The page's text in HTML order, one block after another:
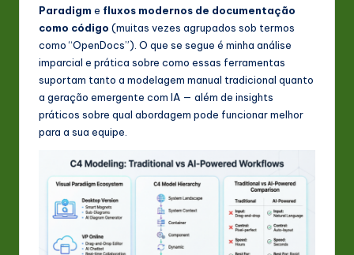
ti
o
Paradigm e fluxos modernos de documentação
como código (muitas vezes agrupados sob termos
como “OpenDocs”). O que se segue é minha análise
imparcial e prática sobre como essas ferramentas
suportam tanto a modelagem manual tradicional quanto
a geração emergente com IA — além de insights
práticos sobre qual abordagem pode funcionar melhor
para a sua equipe.